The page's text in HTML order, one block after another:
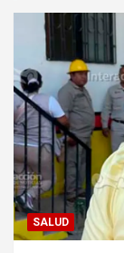
SALUD